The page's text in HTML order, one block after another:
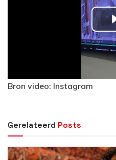
Bron video: Instagram
Gerelateerd Posts